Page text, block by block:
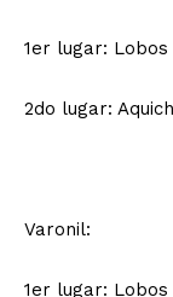
1er lugar: Lobos
2do lugar:
Varonil:
1er lugar: Lobos